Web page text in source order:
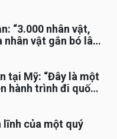
“3.000 nhân vật,
nhân vật gắn bó lâu
tại Mỹ: “Đây là một
hành trình đi quốc
lĩnh của một quý